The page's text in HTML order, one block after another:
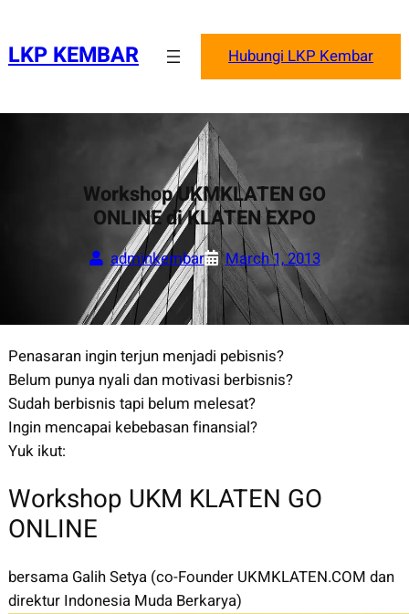
content
LKP KEMBAR Hubungi LKP Kembar
Workshop UKMKLATEN GO
ONLINE di KLATEN EXPO
adminkembar March 1, 2013
Penasaran ingin terjun menjadi pebisnis?
Belum punya nyali dan motivasi berbisnis?
Sudah berbisnis tapi belum melesat?
Ingin mencapai kebebasan finansial?
Yuk ikut:
Workshop UKM KLATEN GO
ONLINE
bersama Galih Setya (co-Founder UKMKLATEN.COM dan
direktur Indonesia Muda Berkarya)